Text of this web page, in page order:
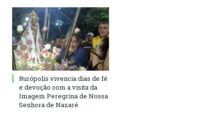
Rurópolis vivencia dias de fé
e devoção com a visita da
Imagem Peregrina de Nossa
Senhora de Nazaré